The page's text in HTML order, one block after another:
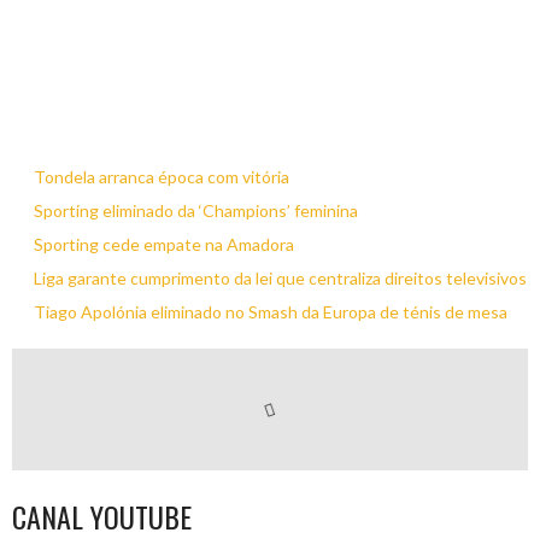
Tondela arranca época com vitória
Sporting eliminado da ‘Champions’ feminina
Sporting cede empate na Amadora
Liga garante cumprimento da lei que centraliza direitos televisivos
Tiago Apolónia eliminado no Smash da Europa de ténis de mesa
CANAL YOUTUBE